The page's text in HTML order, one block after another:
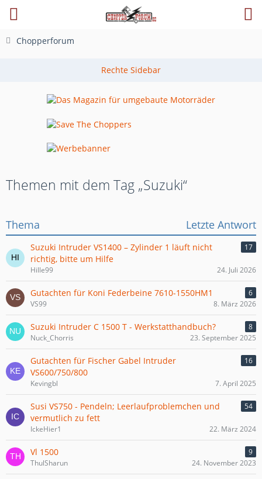
Chopperforum
Themen mit dem Tag „Suzuki“
Thema Letzte Antwort
Suzuki Intruder VS1400 – Zylinder 1 läuft nicht
richtig, bitte um Hilfe
17
Hille99 24. Juli 2026
Gutachten für Koni Federbeine 7610-1550HM1
6
VS99
8. März 2026
Suzuki Intruder C 1500 T - Werkstatthandbuch?
8
Nuck_Chorris
23. September 2025
Gutachten für Fischer Gabel Intruder
VS600/750/800
16
Kevingbl 7. April 2025
Susi VS750 - Pendeln; Leerlaufproblemchen und
vermutlich zu fett
54
IckeHier1 22. März 2024
Vl 1500
9
ThulSharun
24. November 2023